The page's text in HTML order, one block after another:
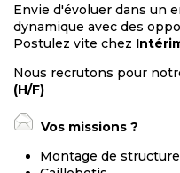
Envie d'évoluer dans un
dynamique avec des
Postulez vite chez
Nous recrutons pour
(H/F)
Vos missions ?
Montage de